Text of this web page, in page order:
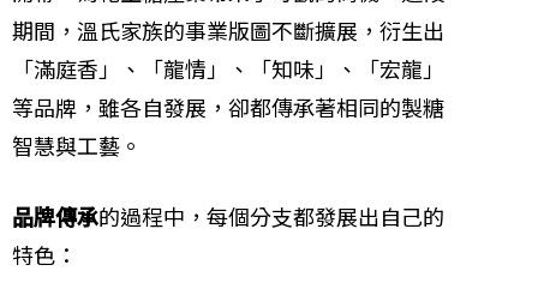
期間，溫氏家族的事業版圖不斷擴展，衍生出
「滿庭香」、「龍情」、「知味」、「宏龍」
等品牌，雖各自發展，卻都傳承著相同的製糖
智慧與工藝。
品牌傳承的過程中，每個分支都發展出自己的
特色：